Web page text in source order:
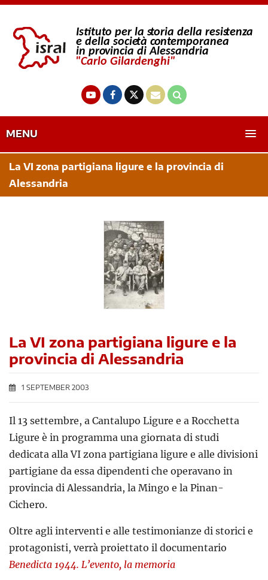
MENU
La VI zona partigiana ligure e la provincia di
Alessandria
La VI zona partigiana ligure e la
provincia di Alessandria
1 SEPTEMBER 2003
Il 13 settembre, a Cantalupo Ligure e a Rocchetta
Ligure è in programma una giornata di studi
dedicata alla VI zona partigiana ligure e alle divisioni
partigiane da essa dipendenti che operavano in
provincia di Alessandria, la Mingo e la Pinan-
Cichero.
Oltre agli interventi e alle testimonianze di storici e
protagonisti, verrà proiettato il documentario
Benedicta 1944. L’evento, la memoria